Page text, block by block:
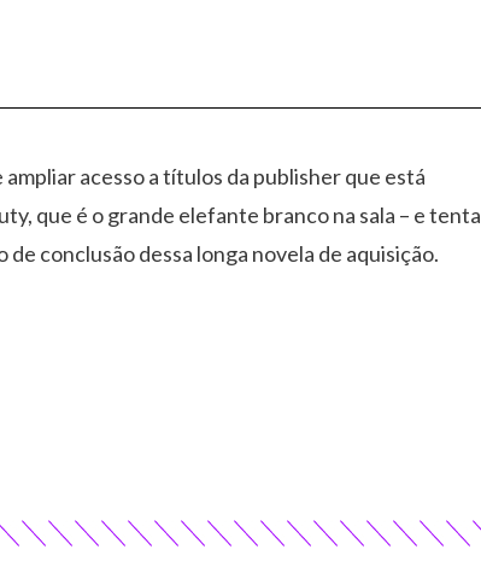
acesso a títulos da publisher que está
que é o grande elefante branco na sala – e tenta
conclusão dessa longa novela de aquisição.